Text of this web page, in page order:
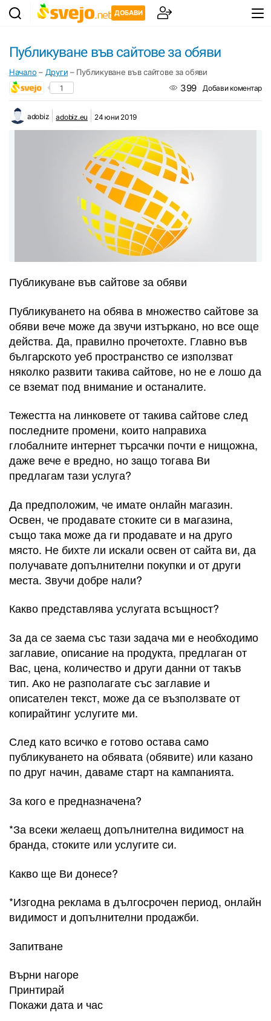
ДОБАВИ
Публикуване във сайтове за обяви
Начало – Други – Публикуване във сайтове за обяви
1 399 Добави коментар
adobiz adobiz.eu 24 юни 2019
Публикуване във сайтове за обяви
Публикуването на обява в множество сайтове за
обяви вече може да звучи изтъркано, но все още
действа. Да, правилно прочетохте. Главно във
българското уеб пространство се използват
няколко развити такива сайтове, но не е лошо да
се вземат под внимание и останалите.
Тежестта на линковете от такива сайтове след
последните промени, които направиха
глобалните интернет търсачки почти е нищожна,
даже вече е вредно, но защо тогава Ви
предлагам тази услуга?
Да предположим, че имате онлайн магазин.
Освен, че продавате стоките си в магазина,
също така може да ги продавате и на друго
място. Не бихте ли искали освен от сайта ви, да
получавате допълнителни покупки и от други
места. Звучи добре нали?
Какво представлява услугата всъщност?
За да се заема със тази задача ми е необходимо
заглавие, описание на продукта, предлаган от
Вас, цена, количество и други данни от такъв
тип. Ако не разполагате със заглавие и
описателен текст, може да се възползвате от
копирайтинг услугите ми.
След като всичко е готово остава само
публикуването на обявата (обявите) или казано
по друг начин, даваме старт на кампанията.
За кого е предназначена?
*За всеки желаещ допълнителна видимост на
бранда, стоките или услугите си.
Какво ще Ви донесе?
*Изгодна реклама в дългосрочен период, онлайн
видимост и допълнителни продажби.
Запитване
Върни нагоре
Принтирай
Покажи дата и час